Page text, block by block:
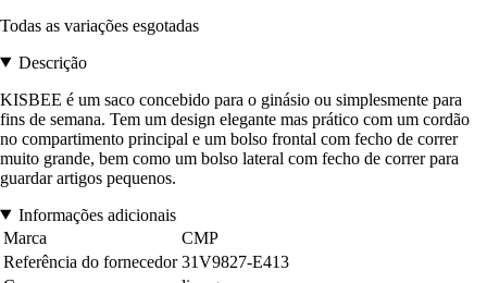
Todas as variações esgotadas
Descrição
KISBEE é um saco concebido para o ginásio ou simplesmente para
fins de semana. Tem um design elegante mas prático com um cordão
no compartimento principal e um bolso frontal com fecho de correr
muito grande, bem como um bolso lateral com fecho de correr para
guardar artigos pequenos.
Informações adicionais
Marca
CMP
Referência do fornecedor 31V9827-E413